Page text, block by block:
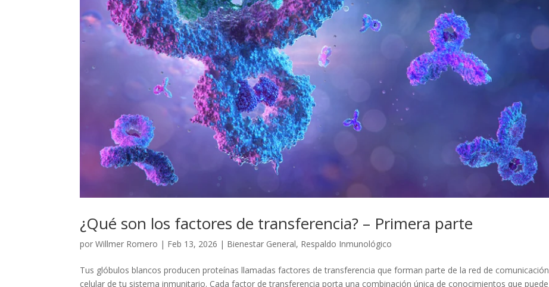
¿Qué son los factores de transferencia? – Primera parte
porWillmer Romero | Feb 13, 2026 | Bienestar General, Respaldo Inmunológico
Tus glóbulos blancos producen proteínas llamadas factores de transferencia que forman parte de la red de comunicación
celular de tu sistema inmunitario. Cada factor de transferencia porta una combinación única de conocimientos que puede